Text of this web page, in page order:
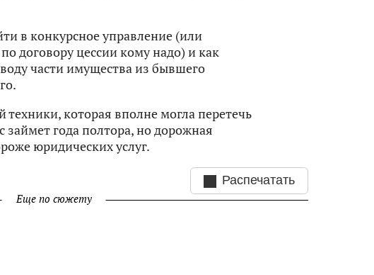
в конкурсное управление (или
договору цессии кому надо) и как
части имущества из бывшего
которая вполне могла перетечь
года полтора, но дорожная
юридических услуг.
Распечатать
Еще по сюжету